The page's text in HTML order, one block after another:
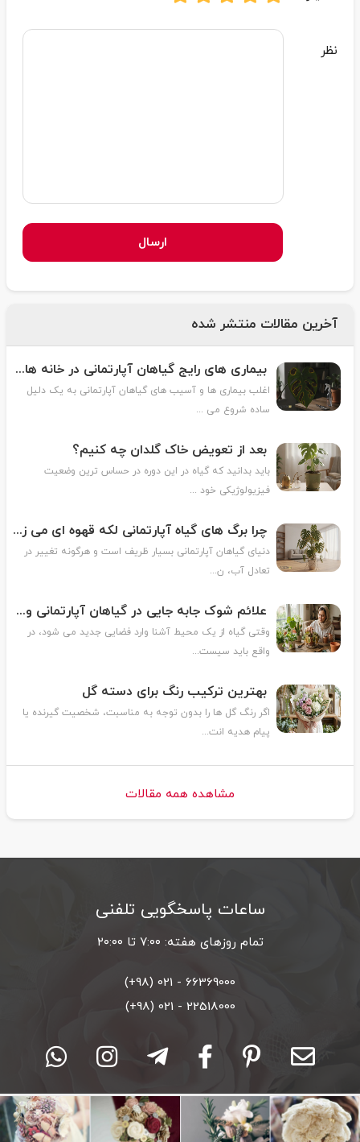
نظر
ارسال
آخرین مقالات منتشر شده
بیماری های رایج گیاهان آپارتمانی در خانه های ایرانی
اغلب بیماری ها و آسیب های گیاهان آپارتمانی به یک دلیل
ساده شروع می ...
بعد از تعویض خاک گلدان چه کنیم؟
باید بدانید که گیاه در این دوره در حساس ترین وضعیت
فیزیولوژیکی خود ...
چرا برگ های گیاه آپارتمانی لکه قهوه ای می زنند؟
دنیای گیاهان آپارتمانی بسیار ظریف است و هرگونه تغییر در
تعادل آب، ن...
علائم شوک جابه جایی در گیاهان آپارتمانی و روش درمان آن
وقتی گیاه از یک محیط آشنا وارد فضایی جدید می شود، در
واقع باید سیست...
بهترین ترکیب رنگ برای دسته گل
اگر رنگ گل ها را بدون توجه به مناسبت، شخصیت گیرنده یا
پیام هدیه انت...
مشاهده همه مقالات
ساعات پاسخگویی تلفنی
تمام روزهای هفته: ۷:۰۰ تا ۲۰:۰۰
66369000 - 021 (98+)
22518000 - 021 (98+)